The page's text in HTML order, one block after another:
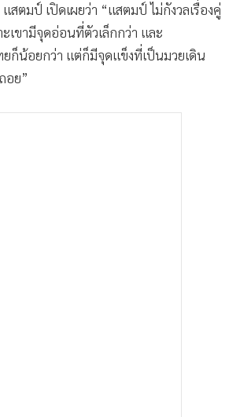
สตมป์ เปิดเผยว่า “แสตมป์ ไม่กังวลเรื่องคู่
ะเขามีจุดอ่อนที่ตัวเล็กกว่า และ
ก็น้อยกว่า แต่ก็มีจุดแข็งที่เป็นมวยเดิน
อย”